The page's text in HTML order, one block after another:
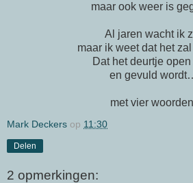
maar ook weer is
Al jaren wacht ik
maar ik weet dat het
Dat het deurtje open
en gevuld
met vier
Mark Deckers op 11:30
Delen
2 opmerkingen: